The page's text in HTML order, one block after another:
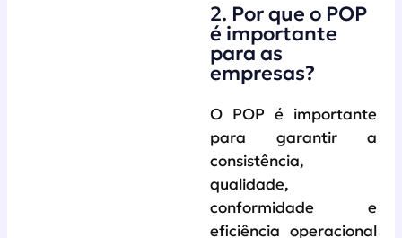
2. Por que o POP
é importante
para as
empresas?
O POP é importante
para garantir a
consistência,
qualidade,
conformidade e
eficiência operacional